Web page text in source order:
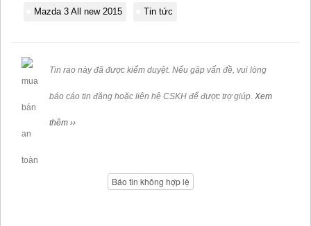
Mazda 3 All new 2015 Tin tức
Tin rao này đã được kiểm duyệt. Nếu gặp vấn đề, vui lòng
báo cáo tin đăng hoặc liên hệ CSKH để được trợ giúp. Xem
thêm ››
Báo tin không hợp lệ